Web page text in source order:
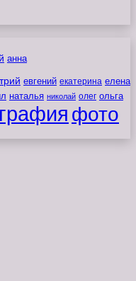
анна
евгений екатерина елена
наталья николай олег ольга
фото